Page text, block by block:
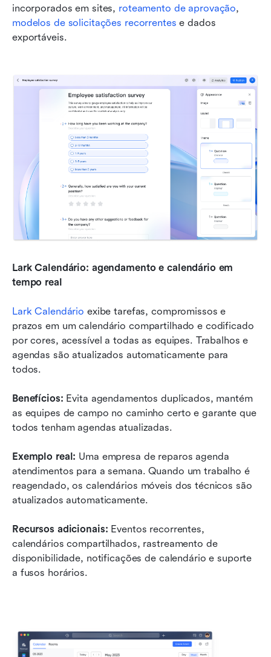
incorporados em sites, roteamento de aprovação
modelos de solicitações recorrentes e dados
exportáveis.
Lark Calendário: agendamento e calendário em
tempo real
Lark Calendário exibe tarefas, compromissos e
prazos em um calendário compartilhado e codificado
por cores, acessível a todas as equipes. Trabalhos e
agendas são atualizados automaticamente para
todos.
Benefícios: Evita agendamentos duplicados, mantém
as equipes de campo no caminho certo e garante que
todos tenham agendas atualizadas.
Exemplo real: Uma empresa de reparos agenda
atendimentos para a semana. Quando um trabalho é
reagendado, os calendários móveis dos técnicos são
atualizados automaticamente.
Recursos adicionais: Eventos recorrentes,
calendários compartilhados, rastreamento de
disponibilidade, notificações de calendário e suporte
a fusos horários.